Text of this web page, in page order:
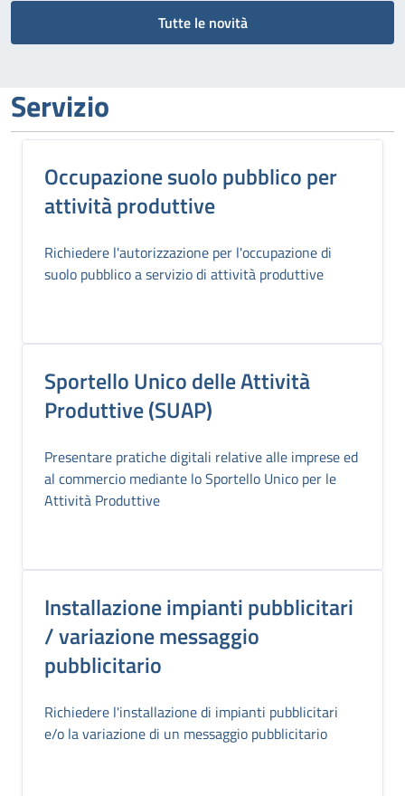
Tutte le novità
Servizio
Occupazione suolo pubblico per
attività produttive
Richiedere l'autorizzazione per l'occupazione di
suolo pubblico a servizio di attività produttive
Sportello Unico delle Attività
Produttive (SUAP)
Presentare pratiche digitali relative alle imprese ed
al commercio mediante lo Sportello Unico per le
Attività Produttive
Installazione impianti pubblicitari
/ variazione messaggio
pubblicitario
Richiedere l'installazione di impianti pubblicitari
e/o la variazione di un messaggio pubblicitario